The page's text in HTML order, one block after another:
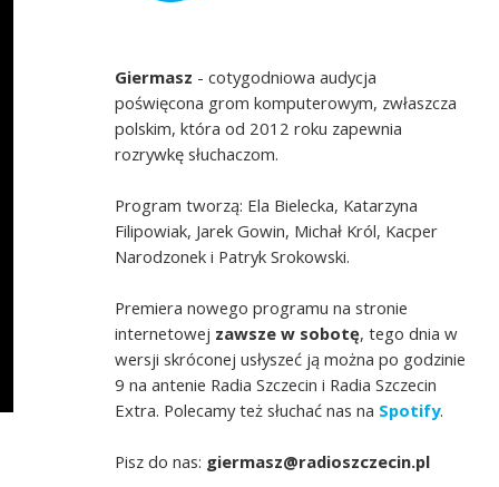
Giermasz - cotygodniowa audycja
poświęcona grom komputerowym, zwłaszcza
polskim, która od 2012 roku zapewnia
rozrywkę słuchaczom.
Program tworzą: Ela Bielecka, Katarzyna
Filipowiak, Jarek Gowin, Michał Król, Kacper
Narodzonek i Patryk Srokowski.
Premiera nowego programu na stronie
internetowej zawsze w sobotę, tego dnia w
wersji skróconej usłyszeć ją można po godzinie
9 na antenie Radia Szczecin i Radia Szczecin
Extra. Polecamy też słuchać nas na Spotify.
Pisz do nas: giermasz@radioszczecin.pl